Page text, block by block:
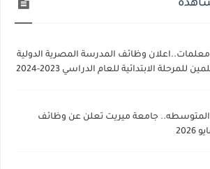
وظائف المدرسة المصرية الدولية
الابتدائية للعام الدراسي 2023-2024
والمتوسطه.. جامعة ميريت تعلن عن وظائف